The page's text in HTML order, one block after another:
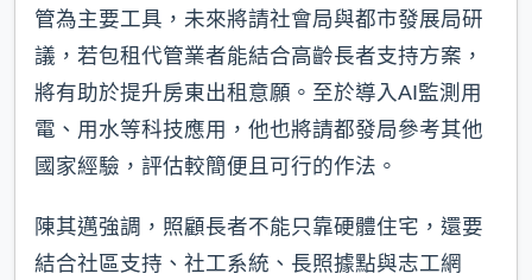
管為主要工具，未來將請社會局與都市發展局研
議，若包租代管業者能結合高齡長者支持方案，
將有助於提升房東出租意願。至於導入AI監測用
電、用水等科技應用，他也將請都發局參考其他
國家經驗，評估較簡便且可行的作法。
陳其邁強調，照顧長者不能只靠硬體住宅，還要
結合社區支持、社工系統、長照據點與志工網